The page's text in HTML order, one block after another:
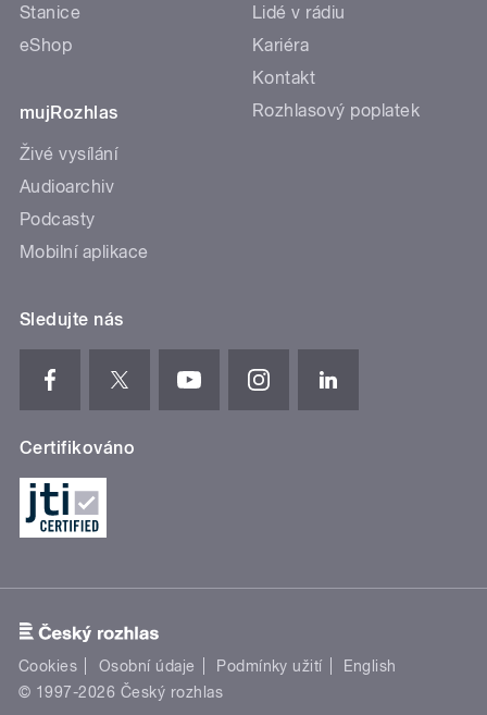
Stanice
eShop
mujRozhlas
Živé vysílání
Audioarchiv
Podcasty
Mobilní aplikace
Lidé v rádiu
Kariéra
Kontakt
Rozhlasový poplatek
Sledujte nás
Certifikováno
Cookies Osobní údaje Podmínky užití
English
© 1997-2026 Český rozhlas